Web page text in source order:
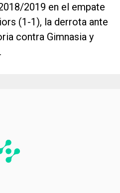
2019 en el empate
(1-1), la derrota ante
contra Gimnasia y